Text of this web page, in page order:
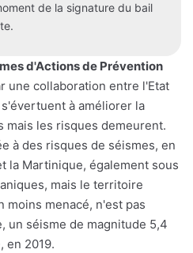
de la signature du bail
d'Actions de Prévention
une collaboration entre l'Etat
à améliorer la
mais les risques demeurent.
à des risques de séismes, en
la Martinique, également sous
mais le territoire
moins menacé, n'est pas
un séisme de magnitude 5,4
en 2019.